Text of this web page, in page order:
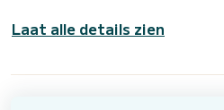
Laat alle details zien